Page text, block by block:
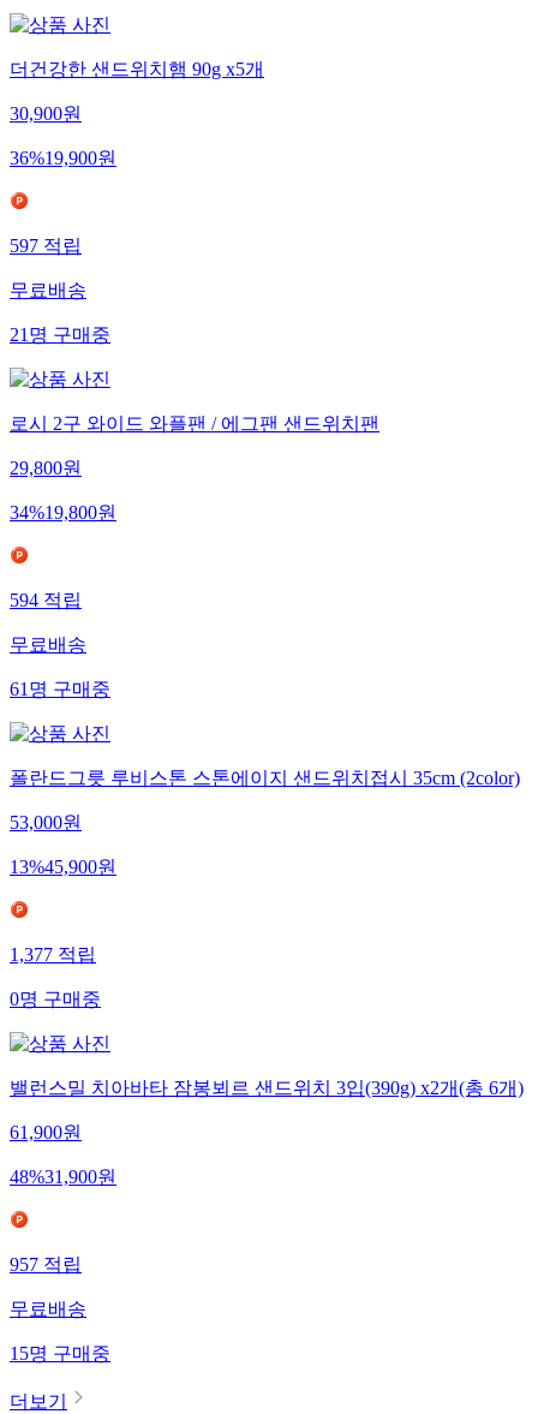
더건강한 샌드위치햄 90g x5개
30,900원
36%19,900원
597적립
무료배송
21명구매중
로시 2구 와이드 와플팬 / 에그팬 샌드위치팬
29,800원
34%19,800원
594적립
무료배송
61명구매중
폴란드그릇 루비스톤 스톤에이지 샌드위치접시 35cm (2color)
53,000원
13%45,900원
1,377적립
0명구매중
밸런스밀 치아바타 잠봉뵈르 샌드위치 3입(390g) x2개(총 6개)
61,900원
48%31,900원
957적립
무료배송
15명구매중
더보기